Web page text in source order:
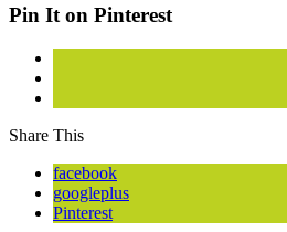
Pin It on Pinterest
Share This
facebook
googleplus
Pinterest